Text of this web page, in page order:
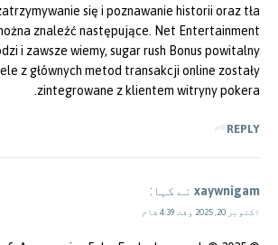
się i poznawanie historii oraz tła
znaleźć następujące. Net Entertainment
i zawsze wiemy, sugar rush Bonus powitalny
z głównych metod transakcji online zostały
zintegrowane z klientem witryny pokera.
REPLY
xaywnigam نے کہا:
اکتوبر 20, 2025 وقت 4:39 شام